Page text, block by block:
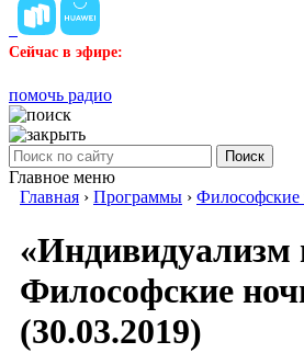
Сейчас в эфире:
помочь радио
Поиск
Главное меню
Главная › Программы › Философские
«Индивидуализм
Философские
(30.03.2019)